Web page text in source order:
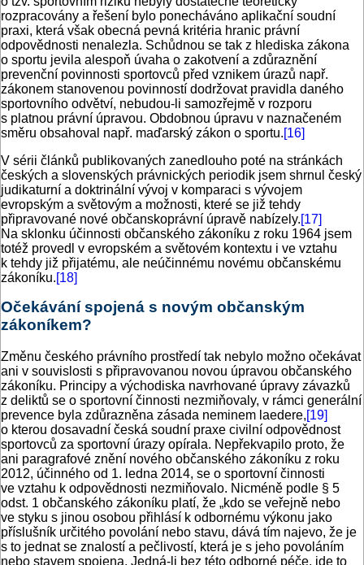
rozpracovány a řešení bylo ponecháváno aplikační soudní
praxi, která však obecná pevná kritéria hranic právní
odpovědnosti nenalezla. Schůdnou se tak z hlediska zákona
o sportu jevila alespoň úvaha o zakotvení a zdůraznění
prevenční povinnosti sportovců před vznikem úrazů např.
zákonem stanovenou povinností dodržovat pravidla daného
sportovního odvětví, nebudou-li samozřejmě v rozporu
s platnou právní úpravou. Obdobnou úpravu v naznačeném
směru obsahoval např. maďarský zákon o sportu.[16]
V sérii článků publikovaných zanedlouho poté na stránkách
českých a slovenských právnických periodik jsem shrnul český
judikaturní a doktrinální vývoj v komparaci s vývojem
evropským a světovým a možnosti, které se již tehdy
připravované nové občanskoprávní úpravě nabízely.[17]
Na sklonku účinnosti občanského zákoníku z roku 1964 jsem
totéž provedl v evropském a světovém kontextu i ve vztahu
k tehdy již přijatému, ale neúčinnému novému občanskému
zákoníku.[18]
Očekávání spojená s novým občanským
zákoníkem?
Změnu českého právního prostředí tak nebylo možno očekávat
ani v souvislosti s připravovanou novou úpravou občanského
zákoníku. Principy a východiska navrhované úpravy závazků
z deliktů se o sportovní činnosti nezmiňovaly, v rámci generální
prevence byla zdůrazněna zásada neminem laedere,[19]
o kterou dosavadní česká soudní praxe civilní odpovědnost
sportovců za sportovní úrazy opírala. Nepřekvapilo proto, že
ani paragrafové znění nového občanského zákoníku z roku
2012, účinného od 1. ledna 2014, se o sportovní činnosti
ve vztahu k odpovědnosti nezmiňovalo. Nicméně podle § 5
odst. 1 občanského zákoníku platí, že „kdo se veřejně nebo
ve styku s jinou osobou přihlásí k odbornému výkonu jako
příslušník určitého povolání nebo stavu, dává tím najevo, že je
s to jednat se znalostí a pečlivostí, která je s jeho povoláním
nebo stavem spojena. Jedná-li bez této odborné péče, jde to